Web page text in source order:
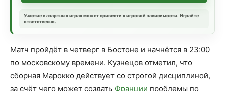
Участие в азартных играх может привести к игровой зависимости. Играйте
ответственно.
Матч пройдёт в четверг в Бостоне и начнётся в 23:00
по московскому времени. Кузнецов отметил, что
сборная Марокко действует со строгой дисциплиной,
за счёт чего может создать Франции проблемы по